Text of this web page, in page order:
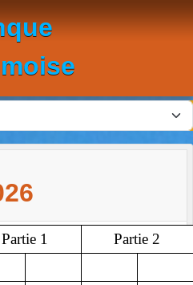
Partie 1 Partie 2